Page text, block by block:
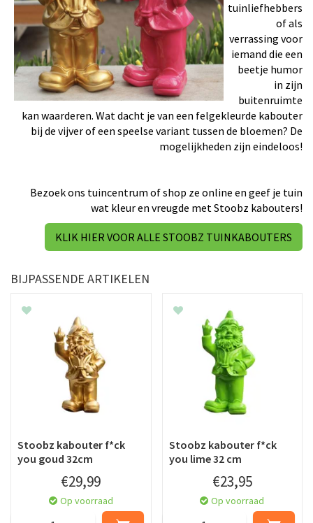
tuinliefhebbers
of als
verrassing voor
iemand die een
beetje humor
in zijn
buitenruimte
kan waarderen. Wat dacht je van een felgekleurde kabouter
bij de vijver of een speelse variant tussen de bloemen? De
mogelijkheden zijn eindeloos!
Bezoek ons tuincentrum of shop ze online en geef je tuin
wat kleur en vreugde met Stoobz kabouters!
KLIK HIER VOOR ALLE STOOBZ TUINKABOUTERS
BIJPASSENDE ARTIKELEN
Stoobz kabouter f*ck
you goud 32cm
€29,99
Op voorraad
Stoobz kabouter f*ck
you lime 32 cm
€23,95
Op voorraad